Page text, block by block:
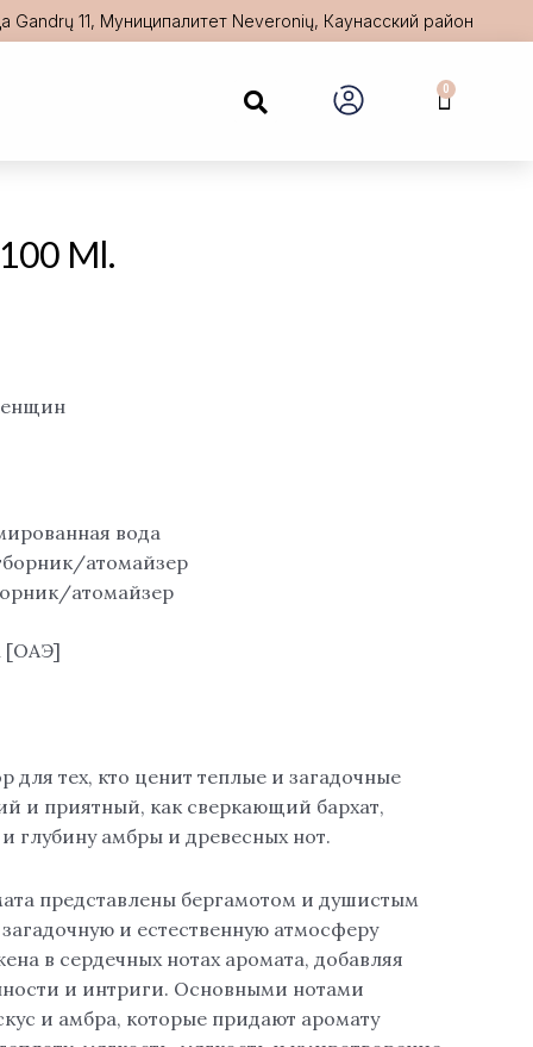
Gandrų 11, Муниципалитет Neveronių, Каунасский район
Search 0Cart
Ml.
вода
атомайзер
атомайзер
[ОАЭ]
для тех, кто ценит теплые и загадочные
и приятный, как сверкающий бархат,
амбры и древесных нот.
представлены бергамотом и душистым
и естественную атмосферу
в сердечных нотах аромата, добавляя
и интриги. Основными нотами
и амбра, которые придают аромату